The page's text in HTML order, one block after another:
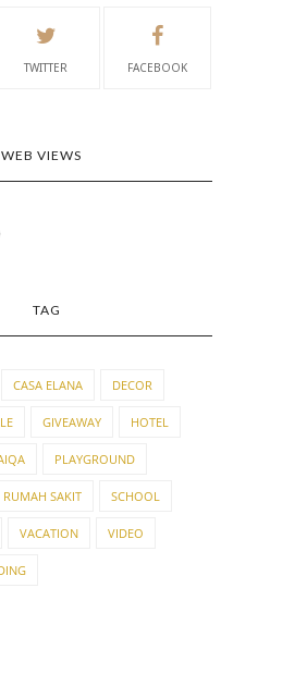
TWITTER FACEBOOK
WEB VIEWS
TAG
CASA ELANA DECOR
GIVEAWAY HOTEL
PLAYGROUND
RUMAH SAKIT SCHOOL
VACATION VIDEO